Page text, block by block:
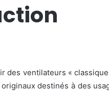
des ventilateurs «
destinés à des